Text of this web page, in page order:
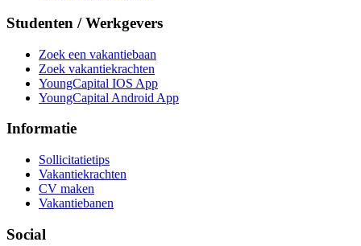
Studenten / Werkgevers
Zoek een vakantiebaan
Zoek vakantiekrachten
YoungCapital IOS App
YoungCapital Android App
Informatie
Sollicitatietips
Vakantiekrachten
CV maken
Vakantiebanen
Social